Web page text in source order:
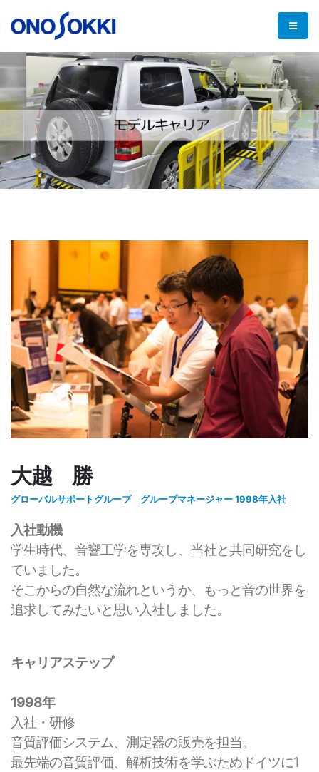
大越 勝
グローバルサポートグループ グループマネージャー 1998年入社
入社動機
学生時代、音響工学を専攻し、当社と共同研究をし
ていました。
そこからの自然な流れというか、もっと音の世界を
追求してみたいと思い入社しました。
キャリアステップ
1998年
入社・研修
音質評価システム、測定器の販売を担当。
最先端の音質評価、解析技術を学ぶためドイツに1